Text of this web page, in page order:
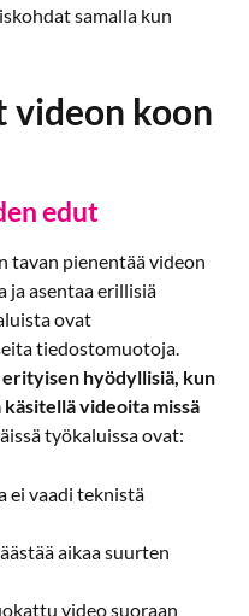
samalla kun
videon koon
edut
pienentää videon
ja asentaa erillisiä
ovat
tiedostomuotoja.
hyödyllisiä, kun
videoita missä
työkaluissa ovat:
ei vaadi teknistä
aikaa suurten
video suoraan